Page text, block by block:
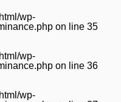
wp-
on line 35
wp-
on line 36
wp-